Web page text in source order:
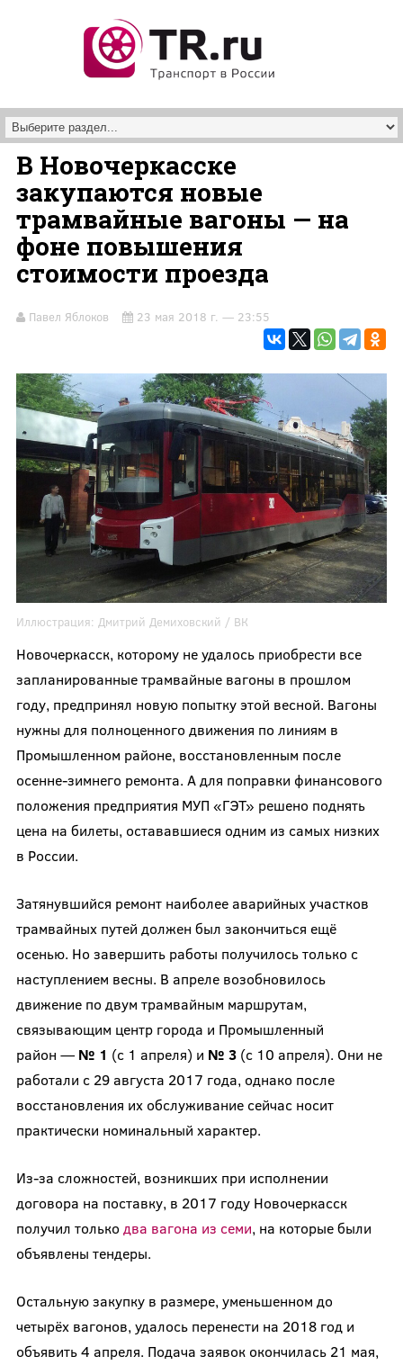
В Новочеркасске
закупаются новые
трамвайные вагоны — на
фоне повышения
стоимости проезда
Павел Яблоков 23 мая 2018 г. — 23:55
Иллюстрация: Дмитрий Демиховский / ВК
Новочеркасск, которому не удалось приобрести все
запланированные трамвайные вагоны в прошлом
году, предпринял новую попытку этой весной. Вагоны
нужны для полноценного движения по линиям в
Промышленном районе, восстановленным после
осенне-зимнего ремонта. А для поправки финансового
положения предприятия МУП «ГЭТ» решено поднять
цена на билеты, остававшиеся одним из самых низких
в России.
Затянувшийся ремонт наиболее аварийных участков
трамвайных путей должен был закончиться ещё
осенью. Но завершить работы получилось только с
наступлением весны. В апреле возобновилось
движение по двум трамвайным маршрутам,
связывающим центр города и Промышленный
район — № 1 (с 1 апреля) и № 3(с 10 апреля). Они не
работали с 29 августа 2017 года, однако после
восстановления их обслуживание сейчас носит
практически номинальный характер.
Из-за сложностей, возникших при исполнении
договора на поставку, в 2017 году Новочеркасск
получил только два вагона из семи, на которые были
объявлены тендеры.
Остальную закупку в размере, уменьшенном до
четырёх вагонов, удалось перенести на 2018 год и
объявить 4 апреля. Подача заявок окончилась 21 мая,